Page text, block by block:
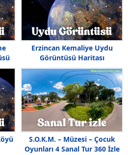
Erzincan Kemaliye Uydu
Görüntüsü Haritası
S.O.K.M. – Müzesi – Çocuk
Oyunları 4 Sanal Tur 360 İzle